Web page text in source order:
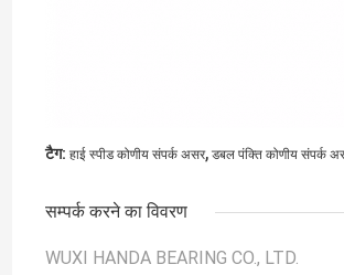
टैग: हाई स्पीड कोणीय संपर्क असर, डबल पंक्ति कोणीय संपर्क
सम्पर्क करने का विवरण
WUXI HANDA BEARING CO., LTD.